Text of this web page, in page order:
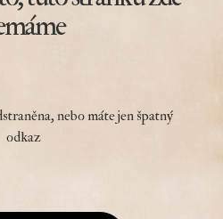
nebo máte jen špatný
odkaz